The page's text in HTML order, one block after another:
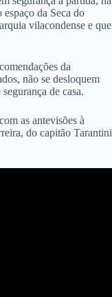
da Seca do
vilacondense e que
da
não se desloquem
de casa.
as antevisões à
do capitão Tarantini